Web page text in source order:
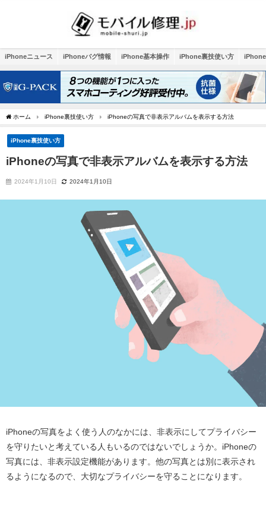
iPhoneニュース iPhoneバグ情報 iPhone基本操作 iPhone裏技使い方
ホーム iPhone裏技使い方 iPhoneの写真で非表示アルバムを表示する方法
iPhone裏技使い方
iPhoneの写真で非表示アルバムを表示する方法
2024年1月10日 2024年1月10日
iPhoneの写真をよく使う人のなかには、非表示にしてプライバシー
を守りたいと考えている人もいるのではないでしょうか。iPhoneの
写真には、非表示設定機能があります。他の写真とは別に表示され
るようになるので、大切なプライバシーを守ることになります。